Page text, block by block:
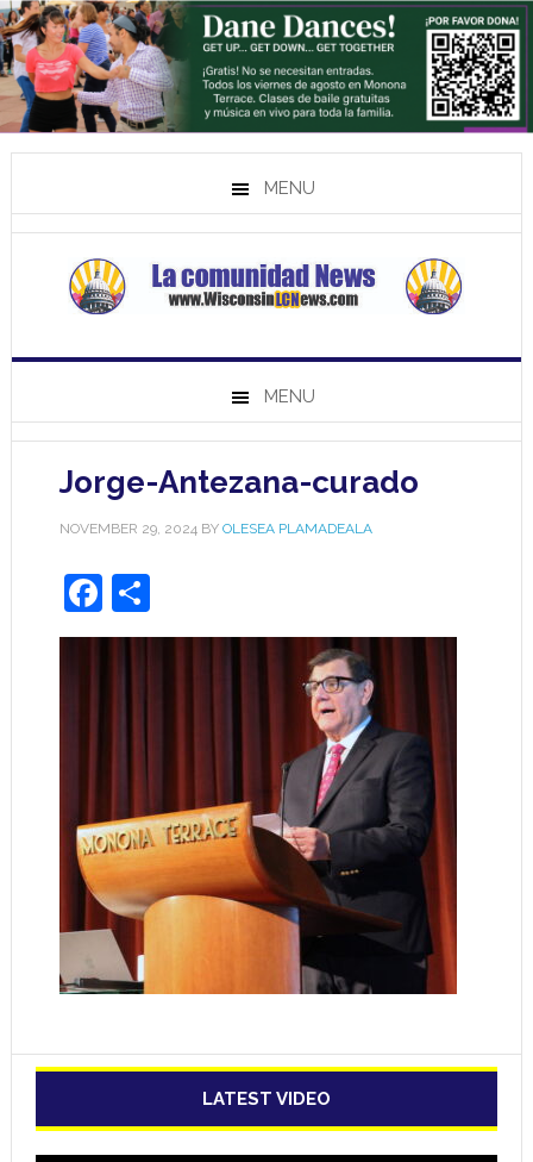
MENU
MENU
Jorge-Antezana-curado
NOVEMBER 29, 2024BY OLESEA PLAMADEALA
Facebook
Share
LATEST VIDEO